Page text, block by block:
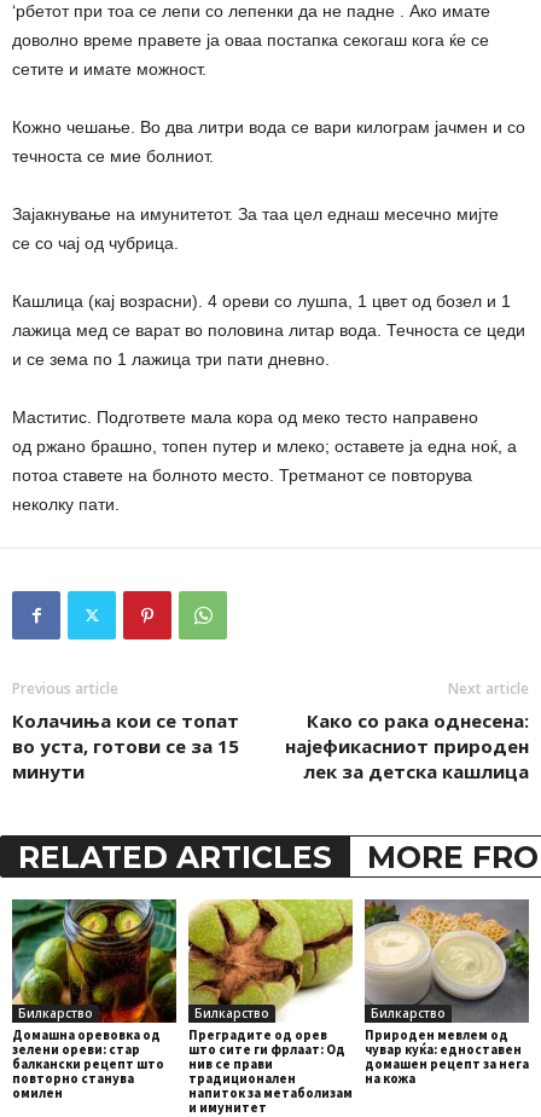
‘рбетот при тоа се лепи со лепенки да не падне . Ако имате
доволно време правете ја оваа постапка секогаш кога ќе се
сетите и имате можност.
Кожно чешање. Во два литри вода се вари килограм јачмен и со
течноста се мие болниот.
Зајакнување на имунитетот. За таа цел еднаш месечно мијте
се со чај од чубрица.
Кашлица (кај возрасни). 4 ореви со лушпа, 1 цвет од бозел и 1
лажица мед се варат во половина литар вода. Течноста се цеди
и се зема по 1 лажица три пати дневно.
Маститис. Подгответе мала кора од меко тесто направено
од ржано брашно, топен путер и млеко; оставете ја една ноќ, а
потоа ставете на болното место. Третманот се повторува
неколку пати.
Previous article
Колачиња кои се топат
во уста, готови се за 15
минути
Next article
Како со рака однесена:
најефикасниот природен
лек за детска кашлица
RELATED ARTICLES MORE
Билкарство
Домашна оревовка од
зелени ореви: стар
балкански рецепт што
повторно станува
омилен
Билкарство
Преградите од орев
што сите ги фрлаат: Од
нив се прави
традиционален
напиток за метаболизам
и имунитет
Билкарство
Природен мевлем од
чувар куќа: едноставен
домашен рецепт за нега
на кожа